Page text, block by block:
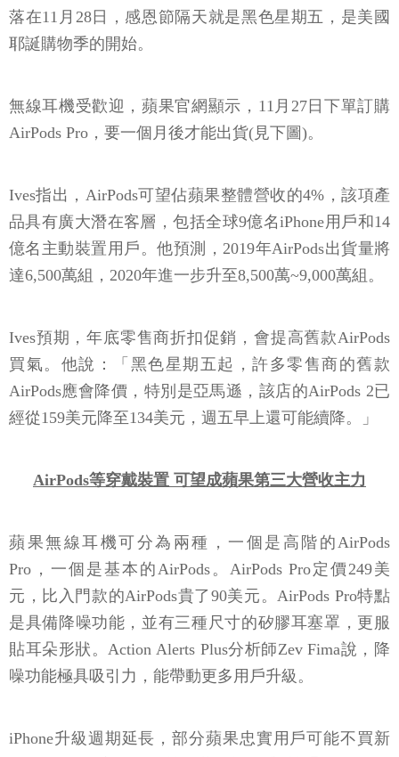
落在11月28日，感恩節隔天就是黑色星期五，是美國
耶誕購物季的開始。
無線耳機受歡迎，蘋果官網顯示，11月27日下單訂購
AirPods Pro，要一個月後才能出貨(見下圖)。
Ives指出，AirPods可望佔蘋果整體營收的4%，該項產
品具有廣大潛在客層，包括全球9億名iPhone用戶和14
億名主動裝置用戶。他預測，2019年AirPods出貨量將
達6,500萬組，2020年進一步升至8,500萬~9,000萬組。
Ives預期，年底零售商折扣促銷，會提高舊款AirPods
買氣。他說：「黑色星期五起，許多零售商的舊款
AirPods應會降價，特別是亞馬遜，該店的AirPods 2已
經從159美元降至134美元，週五早上還可能續降。」
AirPods等穿戴裝置 可望成蘋果第三大營收主力
蘋果無線耳機可分為兩種，一個是高階的AirPods
Pro，一個是基本的AirPods。AirPods Pro定價249美
元，比入門款的AirPods貴了90美元。AirPods Pro特點
是具備降噪功能，並有三種尺寸的矽膠耳塞罩，更服
貼耳朵形狀。Action Alerts Plus分析師Zev Fima說，降
噪功能極具吸引力，能帶動更多用戶升級。
iPhone升級週期延長，部分蘋果忠實用戶可能不買新